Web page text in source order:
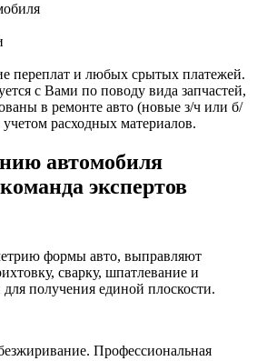
переплат и любых срытых платежей.
с Вами по поводу вида запчастей,
в ремонте авто (новые з/ч или б/
расходных материалов.
автомобиля
экспертов
формы авто, выправляют
сварку, шпатлевание и
для получения единой плоскости.
Профессиональная